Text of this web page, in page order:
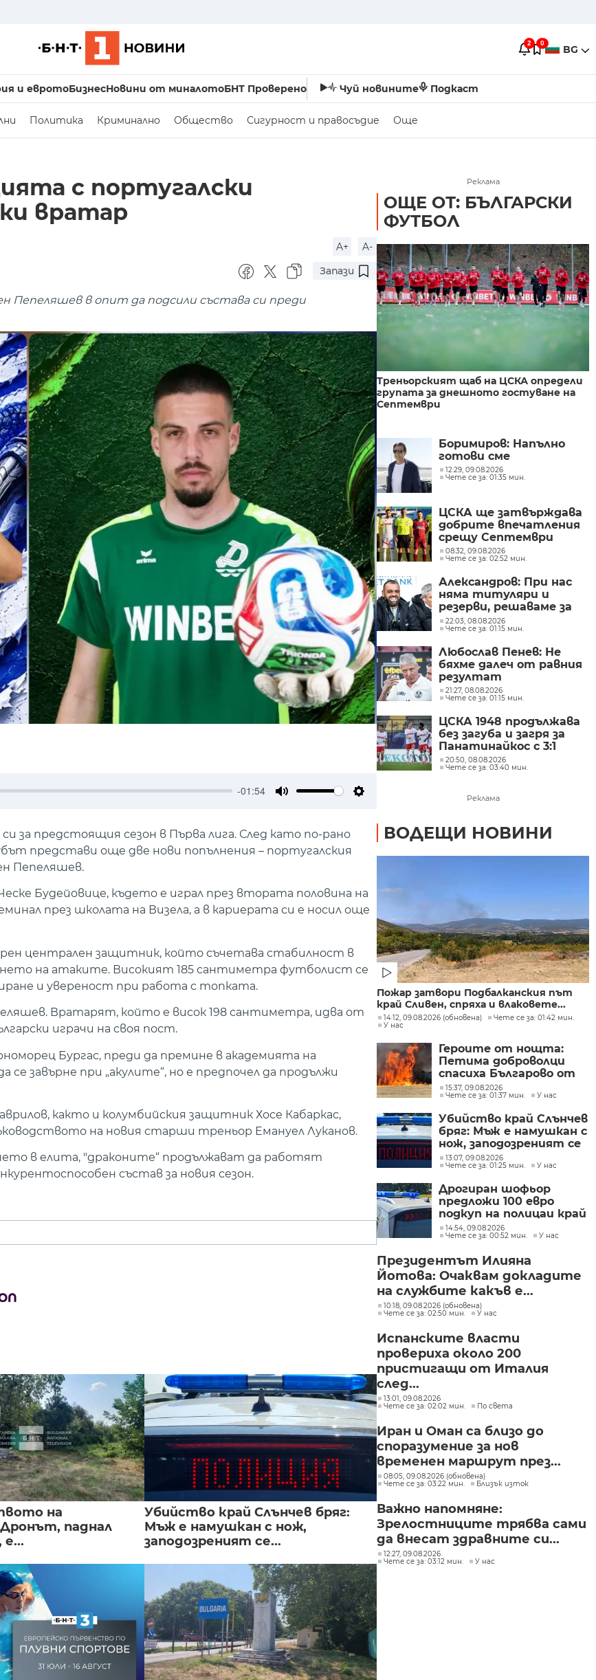
2 0 BG
и евротоБизнесНовини от миналотоБНТ Проверено Чуй новините Подкаст
Политика Криминално Общество Сигурност и правосъдие Още
с португалски
вратар
A+
A-
Запази
Пепеляшев в опит да подсили състава си преди
-01:54
за предстоящия сезон в Първа лига. След като по-рано
представи още две нови попълнения – португалския
Пепеляшев.
Будейовице, където е играл през втората половина на
през школата на Визела, а в кариерата си е носил още
централен защитник, който съчетава стабилност в
на атаките. Високият 185 сантиметра футболист се
и увереност при работа с топката.
Вратарят, който е висок 198 сантиметра, идва от
играчи на своя пост.
Бургас, преди да премине в академията на
завърне при „акулите“, но е предпочел да продължи
както и колумбийския защитник Хосе Кабаркас,
на новия старши треньор Емануел Луканов.
в елита, "драконите“ продължават да работят
състав за новия сезон.
на
паднал
е...
Убийство край Слънчев бряг:
Мъж е намушкан с нож,
заподозреният се...
Реклама
ОЩЕ ОТ: БЪЛГАРСКИ
ФУТБОЛ
Треньорският щаб на ЦСКА определи
групата за днешното гостуване на
Септември
Боримиров: Напълно
готови сме
12:29, 09.08.2026
Чете се за: 01:35 мин.
ЦСКА ще затвърждава
добрите впечатления
срещу Септември
08:32, 09.08.2026
Чете се за: 02:52 мин.
Александров: При нас
няма титуляри и
резерви, решаваме за
конкретния мач кой
профил на футболисти
ни е нужен
22:03, 08.08.2026
Чете се за: 01:15 мин.
Любослав Пенев: Не
бяхме далеч от равния
резултат
21:27, 08.08.2026
Чете се за: 01:15 мин.
ЦСКА 1948 продължава
без загуба и загря за
Панатинайкос с 3:1
20:50, 08.08.2026
Чете се за: 03:40 мин.
Реклама
ВОДЕЩИ НОВИНИ
Пожар затвори Подбалканския път
край Сливен, спряха и влаковете...
14:12, 09.08.2026 (обновена)
Чете се за: 01:42 мин.
У нас
Героите от нощта:
Петима доброволци
спасиха Българово от
огнен капан
15:37, 09.08.2026
Чете се за: 01:37 мин.
У нас
Убийство край Слънчев
бряг: Мъж е намушкан с
нож, заподозреният се
опитал да избяга
13:07, 09.08.2026
Чете се за: 01:25 мин.
У нас
Дрогиран шофьор
предложи 100 евро
подкуп на полицаи край
Поморие
14:54, 09.08.2026
Чете се за: 00:52 мин.
У нас
Президентът Илияна
Йотова: Очаквам докладите
на службите какъв е...
10:18, 09.08.2026 (обновена)
Чете се за: 02:50 мин.
У нас
Испанските власти
провериха около 200
пристигащи от Италия
след...
13:01, 09.08.2026
Чете се за: 02:02 мин.
По света
Иран и Оман са близо до
споразумение за нов
временен маршрут през...
08:05, 09.08.2026 (обновена)
Чете се за: 03:22 мин.
Близък изток
Важно напомняне:
Зрелостниците трябва сами
да внесат здравните си...
12:27, 09.08.2026
Чете се за: 03:12 мин.
У нас